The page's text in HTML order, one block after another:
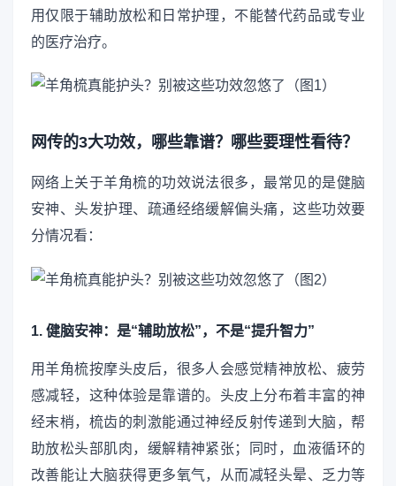
用仅限于辅助放松和日常护理，不能替代药品或专业
的医疗治疗。
网传的3大功效，哪些靠谱？哪些要理性看待？
网络上关于羊角梳的功效说法很多，最常见的是健脑
安神、头发护理、疏通经络缓解偏头痛，这些功效要
分情况看：
1. 健脑安神：是“辅助放松”，不是“提升智力”
用羊角梳按摩头皮后，很多人会感觉精神放松、疲劳
感减轻，这种体验是靠谱的。头皮上分布着丰富的神
经末梢，梳齿的刺激能通过神经反射传递到大脑，帮
助放松头部肌肉，缓解精神紧张；同时，血液循环的
改善能让大脑获得更多氧气，从而减轻头晕、乏力等